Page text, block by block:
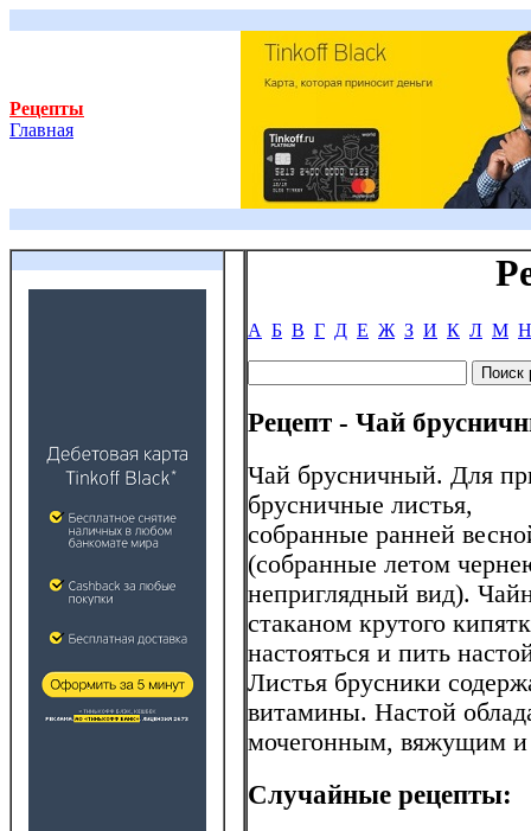
Рецепты
Главная
А Б В Г Д Е Ж З И К Л М Н
Рецепт - Чай
Чай брусничный. Для
брусничные листья,
собранные ранней
(собранные летом
неприглядный вид).
стаканом крутого
настояться и пить
Листья брусники
витамины. Настой
мочегонным, вяжущим и
Случайные рецепты: